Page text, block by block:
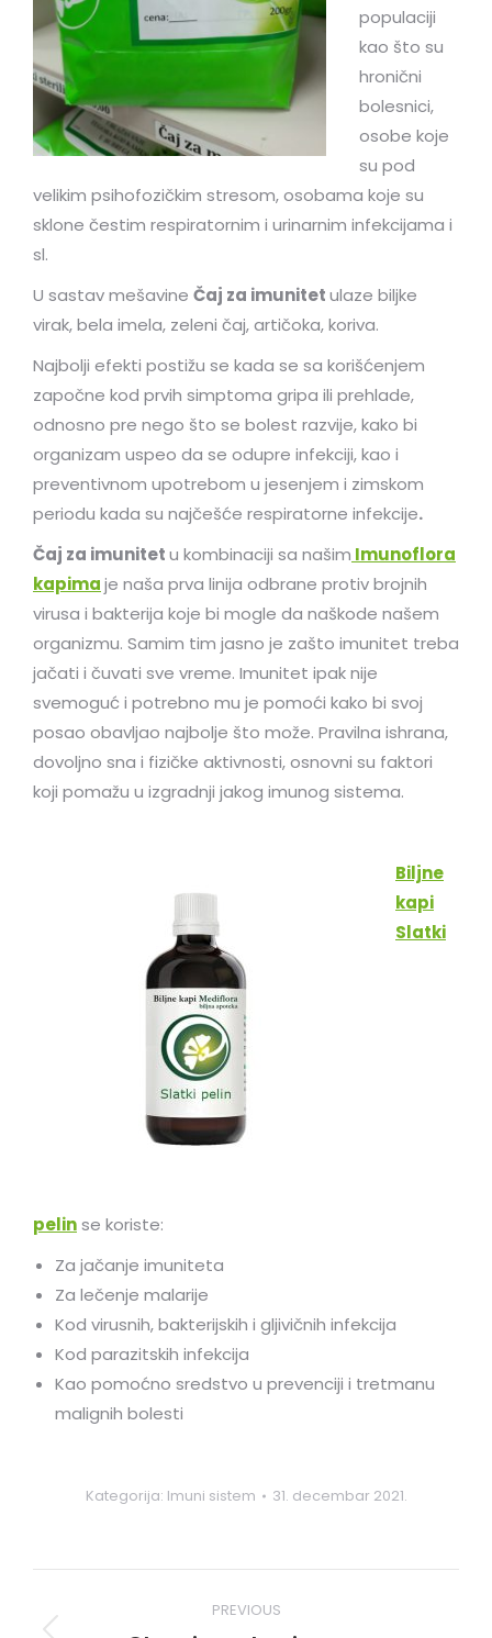
populaciji
kao što su
hronični
bolesnici,
osobe koje
su pod
velikim psihofozičkim stresom, osobama koje su
sklone čestim respiratornim i urinarnim infekcijama i
sl.
U sastav mešavine Čaj za imunitetulaze biljke
virak, bela imela, zeleni čaj, artičoka, koriva.
Najbolji efekti postižu se kada se sa korišćenjem
započne kod prvih simptoma gripa ili prehlade,
odnosno pre nego što se bolest razvije, kako bi
organizam uspeo da se odupre infekciji, kao i
preventivnom upotrebom u jesenjem i zimskom
periodu kada su najčešće respiratorne infekcije.
Čaj za imunitetu kombinaciji sa našim Imunoflora
kapimaje naša prva linija odbrane protiv brojnih
virusa i bakterija koje bi mogle da naškode našem
organizmu. Samim tim jasno je zašto imunitet treba
jačati i čuvati sve vreme. Imunitet ipak nije
svemoguć i potrebno mu je pomoći kako bi svoj
posao obavljao najbolje što može. Pravilna ishrana,
dovoljno sna i fizičke aktivnosti, osnovni su faktori
koji pomažu u izgradnji jakog imunog sistema.
Biljne
kapi
Slatki
pelinse koriste:
Za jačanje imuniteta
Za lečenje malarije
Kod virusnih, bakterijskih i gljivičnih infekcija
Kod parazitskih infekcija
Kao pomoćno sredstvo u prevenciji i tretmanu
malignih bolesti
Kategorija: Imuni sistem 31. decembar 2021.
PREVIOUS